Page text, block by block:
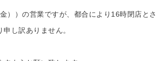
））の営業ですが、都合により16時閉店と
し訳ありません。